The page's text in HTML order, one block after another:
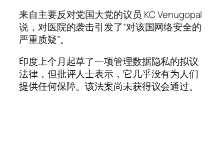
来自主要反对党国大党的议员 KC Venugopal
说，对医院的袭击引发了“对该国网络安全的
严重质疑”。
印度上个月起草了一项管理数据隐私的拟议
法律，但批评人士表示，它几乎没有为人们
提供任何保障。该法案尚未获得议会通过。